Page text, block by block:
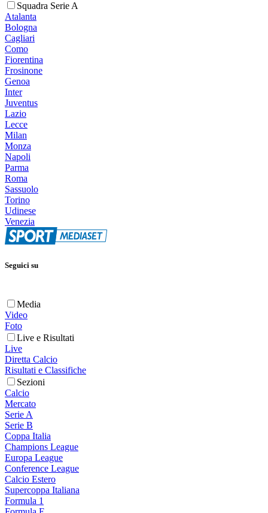
Squadra Serie A
Atalanta
Bologna
Cagliari
Como
Fiorentina
Frosinone
Genoa
Inter
Juventus
Lazio
Lecce
Milan
Monza
Napoli
Parma
Roma
Sassuolo
Torino
Udinese
Venezia
Seguici su
Media
Video
Foto
Live e Risultati
Live
Diretta Calcio
Risultati e Classifiche
Sezioni
Calcio
Mercato
Serie A
Serie B
Coppa Italia
Champions League
Europa League
Conference League
Calcio Estero
Supercoppa Italiana
Formula 1